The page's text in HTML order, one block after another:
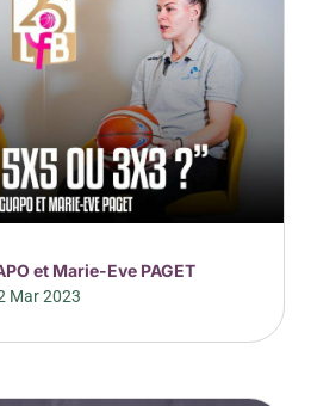
et Marie-Eve PAGET
Mar 2023